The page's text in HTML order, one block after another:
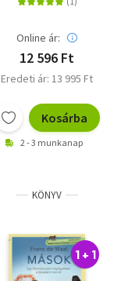
Online ár:
12 596 Ft
Eredeti ár: 13 995 Ft
Kosárba
2 - 3 munkanap
KÖNYV
1 + 1